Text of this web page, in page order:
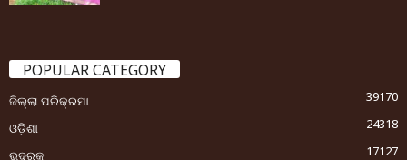
POPULAR CATEGORY
ଜିଲ୍ଲା ପରିକ୍ରମା
39170
ଓଡ଼ିଶା
24318
ଭଦ୍ରକ
17127